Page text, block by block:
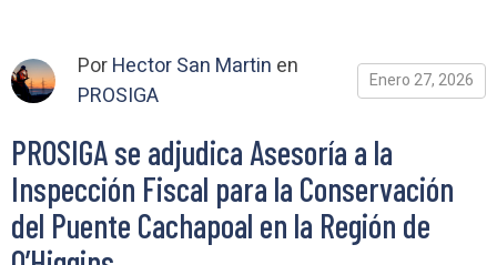
PorHector San Martin en
PROSIGA
Enero 27, 2026
PROSIGA se adjudica Asesoría a la
Inspección Fiscal para la Conservación
del Puente Cachapoal en la Región de